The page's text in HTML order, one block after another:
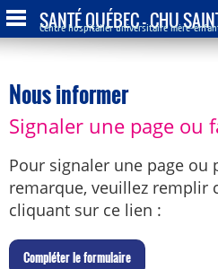
SANTÉ QUÉBEC - CHU
Centre hospitalier universitaire mère-
Nous informer
Signaler une page ou
Pour signaler une page ou
remarque, veuillez remplir
cliquant sur ce lien :
Compléter le formulaire